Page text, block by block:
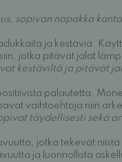
sopivan napakka
ja kestäviä.
jotka pitävät jalat
kestäviltä ja pitävät
palautetta.
vaihtoehtoja niin
täydellisesti sekä
jotka tekevät
ja luonnollista